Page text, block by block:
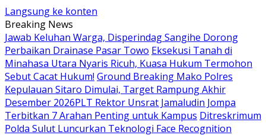
Langsung ke konten
Breaking News
Jawab Keluhan Warga, Disperindag Sangihe Dorong
Perbaikan Drainase Pasar Towo Eksekusi Tanah di
Minahasa Utara Nyaris Ricuh, Kuasa Hukum Termohon
Sebut Cacat Hukum! Ground Breaking Mako Polres
Kepulauan Sitaro Dimulai, Target Rampung Akhir
Desember 2026​PLT Rektor Unsrat Jamaludin Jompa
Terbitkan 7 Arahan Penting untuk Kampus Ditreskrimum
Polda Sulut Luncurkan Teknologi Face Recognition